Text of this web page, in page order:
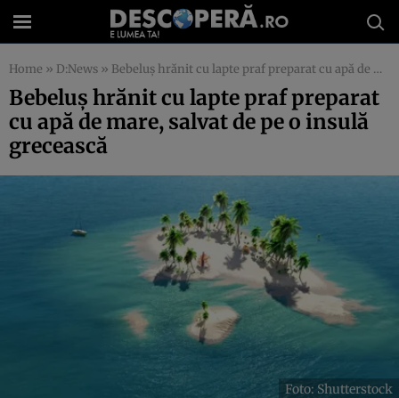
Home » D:News » Bebeluș hrănit cu lapte praf preparat cu apă de mare, salvat de pe o insulă grecească
Bebeluș hrănit cu lapte praf preparat
cu apă de mare, salvat de pe o insulă
grecească
Foto: Shutterstock